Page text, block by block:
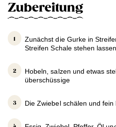
Zubereitung
Zunächst die Gurke in
Streifen Schale stehen
Hobeln, salzen und etwas
überschüssige
Die Zwiebel schälen und fein